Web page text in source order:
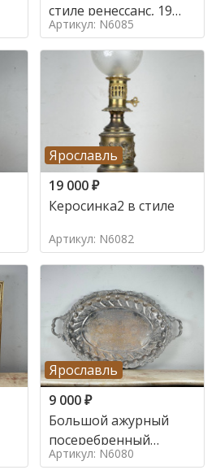
стиле ренессанс, 19
век
Артикул: N6085
Ярославль
19 000₽
Керосинка2 в стиле
Артикул: N6082
Ярославль
9 000₽
Большой ажурный
посеребренный
поднос в стиле
Артикул: N6080